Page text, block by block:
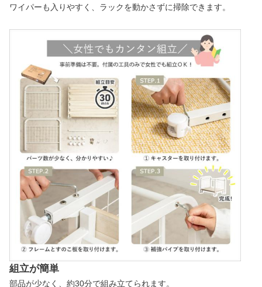
ワイパーも入りやすく、ラックを動かさずに掃除できます。
組立が簡単
部品が少なく、約30分で組み立てられます。